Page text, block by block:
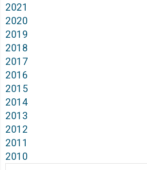
2021
2020
2019
2018
2017
2016
2015
2014
2013
2012
2011
2010